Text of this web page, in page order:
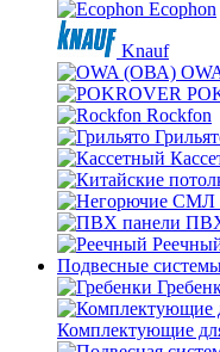
Ecophon
Knauf
Rockfon
Подвесные
Комплектующие